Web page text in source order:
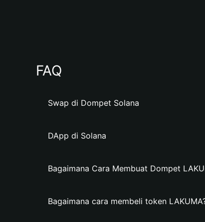
FAQ
Swap di Dompet Solana
DApp di Solana
Bagaimana Cara Membuat Dompet
Bagaimana cara membeli token